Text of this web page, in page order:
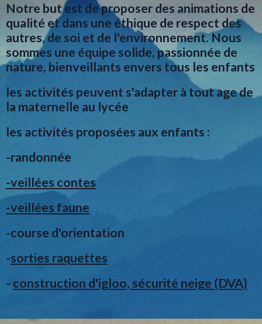
Notre but est de proposer des animations de
qualité et dans une éthique de respect des
autres, de soi et de l'environnement. Nous
sommes une équipe solide, passionnée de
nature, bienveillants envers tous les enfants
les activités peuvent s'adapter à tout age de
la maternelle au lycée
les activités proposées aux enfants :
-randonnée
-veillées contes
-veillées faune
-course d'orientation
-sorties raquettes
- construction d'igloo, sécurité neige (DVA)